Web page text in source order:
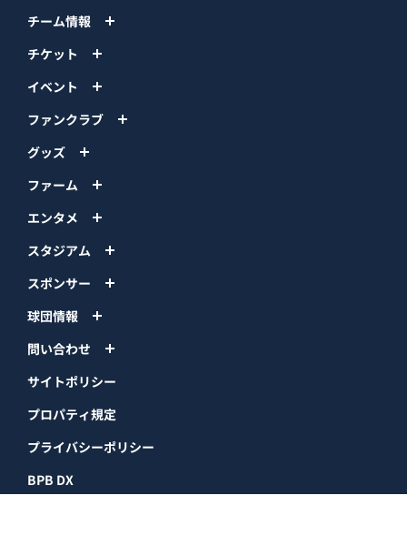
チーム情報
チケット
イベント
ファンクラブ
グッズ
ファーム
エンタメ
スタジアム
スポンサー
球団情報
問い合わせ
サイトポリシー
プロパティ規定
プライバシーポリシー
BPB DX